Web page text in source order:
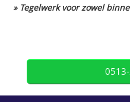
» Tegelwerk voor zowel